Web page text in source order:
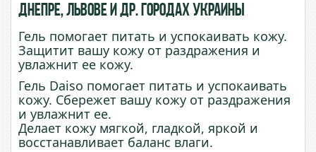
Днепре, Львове и др. городах Украины
Гель помогает питать и успокаивать кожу.
Защитит вашу кожу от раздражения и
увлажнит ее кожу.
Гель Daiso помогает питать и успокаивать
кожу. Сбережет вашу кожу от раздражения
и увлажнит ее.
Делает кожу мягкой, гладкой, яркой и
восстанавливает баланс влаги.